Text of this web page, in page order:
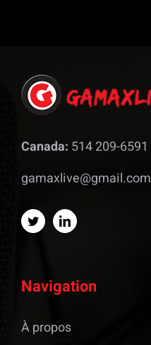
Canada: 514 209-6591
gamaxlive@gmail.com
Navigation
À propos